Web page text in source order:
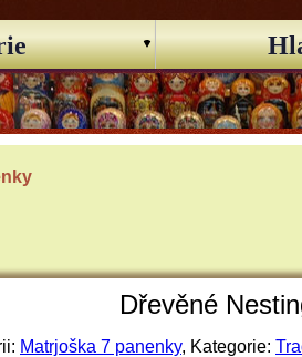
Dřevěné
Matrjoška 7 panenky, Kategorie: